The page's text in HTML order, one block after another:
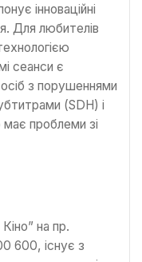
інноваційні
Для любителів
сеанси є
з порушеннями
(SDH) і
проблеми зі
на пр.
600, існує з